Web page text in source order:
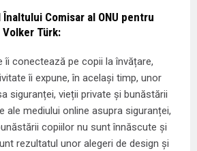
Comisar al ONU pentru
Türk:
îi conectează pe copii la învățare,
îi expune, în același timp, unor
siguranței, vieții private și bunăstării
ale mediului online asupra siguranței,
copiilor nu sunt înnăscute și
rezultatul unor alegeri de design și